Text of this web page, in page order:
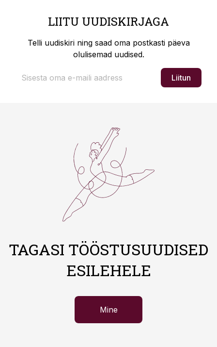
LIITU UUDISKIRJAGA
Telli uudiskiri ning saad oma postkasti päeva
olulisemad uudised.
Liitun
TAGASI TÖÖSTUSUUDISED
ESILEHELE
Mine